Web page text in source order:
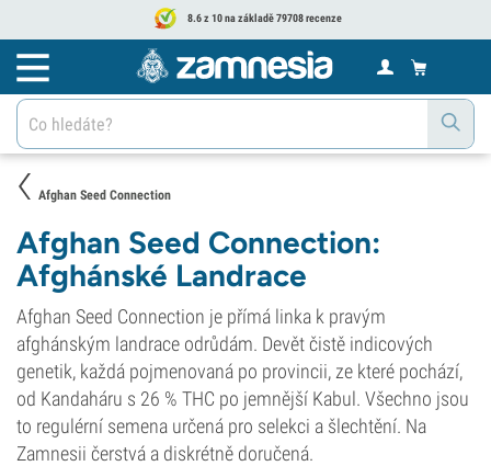
8.6 z 10 na základě 79708 recenze
Afghan Seed Connection
Afghan Seed Connection:
Afghánské Landrace
Afghan Seed Connection je přímá linka k pravým
afghánským landrace odrůdám. Devět čistě indicových
genetik, každá pojmenovaná po provincii, ze které pochází,
od Kandaháru s 26 % THC po jemnější Kabul. Všechno jsou
to regulérní semena určená pro selekci a šlechtění. Na
Zamnesii čerstvá a diskrétně doručená.